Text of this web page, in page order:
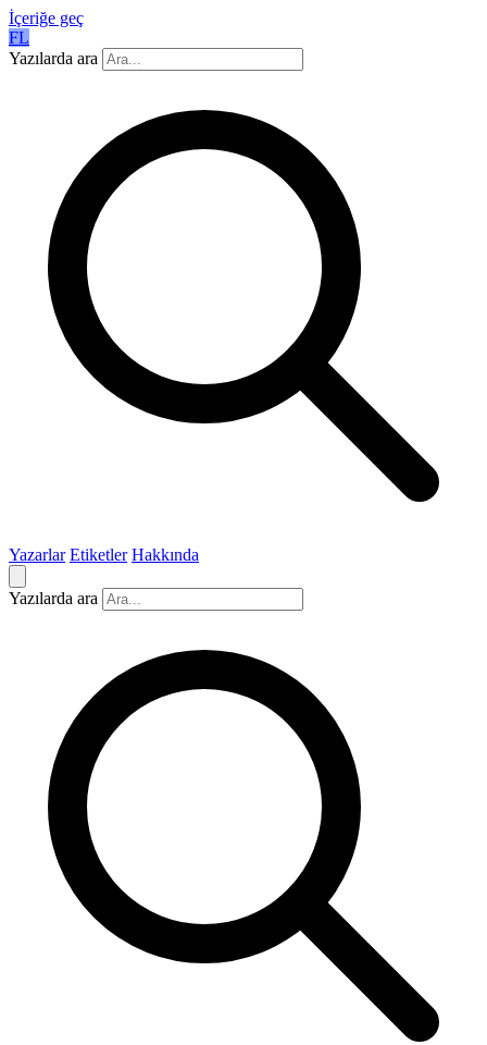
İçeriğe geç
FL
Yazılarda ara
Yazarlar Etiketler Hakkında
Yazılarda ara